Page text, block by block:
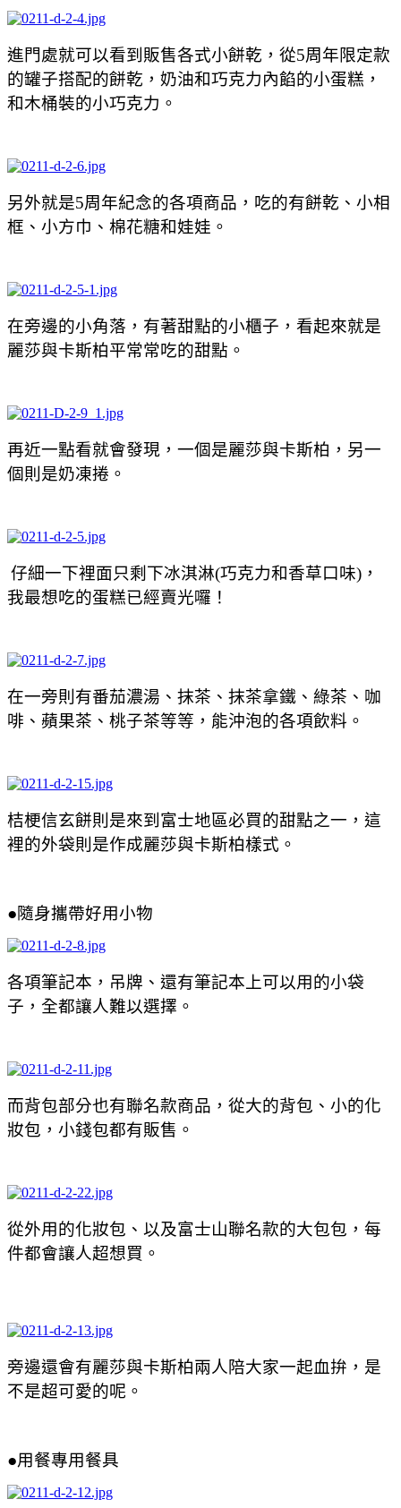
進門處就可以看到販售各式小餅乾，從5周年限定款
的罐子搭配的餅乾，奶油和巧克力內餡的小蛋糕，
和木桶裝的小巧克力。
另外就是5周年紀念的各項商品，吃的有餅乾、小相
框、小方巾、棉花糖和娃娃。
在旁邊的小角落，有著甜點的小櫃子，看起來就是
麗莎與卡斯柏平常常吃的甜點。
再近一點看就會發現，一個是麗莎與卡斯柏，另一
個則是奶凍捲。
仔細一下裡面只剩下冰淇淋(巧克力和香草口味)，
我最想吃的蛋糕已經賣光囉！
在一旁則有番茄濃湯、抹茶、抹茶拿鐵、綠茶、咖
啡、蘋果茶、桃子茶等等，能沖泡的各項飲料。
桔梗信玄餅則是來到富士地區必買的甜點之一，這
裡的外袋則是作成麗莎與卡斯柏樣式。
●隨身攜帶好用小物
各項筆記本，吊牌、還有筆記本上可以用的小袋
子，全都讓人難以選擇。
而背包部分也有聯名款商品，從大的背包、小的化
妝包，小錢包都有販售。
從外用的化妝包、以及富士山聯名款的大包包，每
件都會讓人超想買。
旁邊還會有麗莎與卡斯柏兩人陪大家一起血拚，是
不是超可愛的呢。
●用餐專用餐具